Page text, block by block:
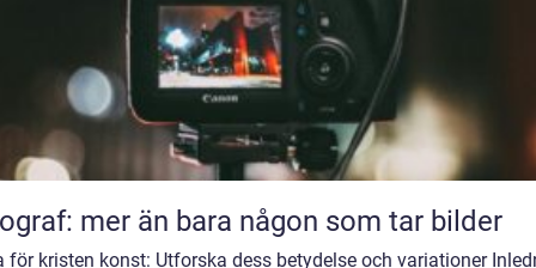
mer än bara någon som tar bilder
för kristen konst: Utforska dess betydelse och variationer